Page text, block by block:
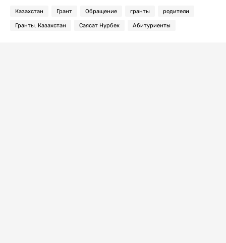
Казахстан Грант Обращение гранты родители
Гранты. Казахстан Саясат Нурбек Абитуриенты